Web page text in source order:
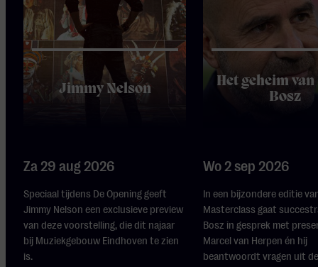
Jimmy Nelson
Za 29 aug 2026
Speciaal tijdens De Opening geeft
Jimmy Nelson een exclusieve preview
van deze voorstelling, die dit najaar
bij Muziekgebouw Eindhoven te zien
is.
Het geheim
Bosz
Wo 2 sep 2026
In een bijzondere editie
Masterclass gaat
Bosz in gesprek met
Marcel van Herpen én hij
beantwoordt vragen uit